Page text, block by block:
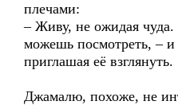
плечами:
– Живу, не ожидая
можешь посмотреть, – и
приглашая её взглянуть.
Джамалю, похоже, не